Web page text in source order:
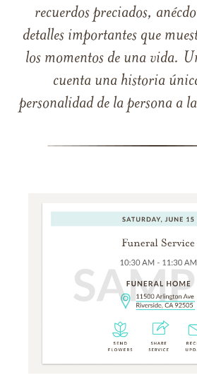
recuerdos preciados,
detalles importantes que
los momentos de una vida.
cuenta una historia
personalidad de la persona a